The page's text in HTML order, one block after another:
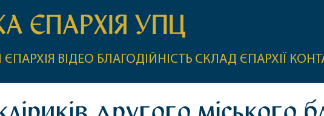
ЄПАРХІЯ УПЦ
ЄПАРХІЯ ВІДЕО БЛАГОДІЙНІСТЬ СКЛАД ЄПАРХІЇ